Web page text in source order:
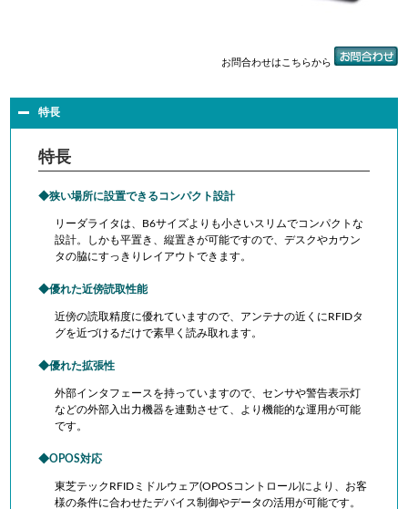
お問合わせはこちらから
特長
特長
狭い場所に設置できるコンパクト設計
リーダライタは、B6サイズよりも小さいスリムでコンパクトな
設計。しかも平置き、縦置きが可能ですので、デスクやカウン
タの脇にすっきりレイアウトできます。
優れた近傍読取性能
近傍の読取精度に優れていますので、アンテナの近くにRFIDタ
グを近づけるだけで素早く読み取れます。
優れた拡張性
外部インタフェースを持っていますので、センサや警告表示灯
などの外部入出力機器を連動させて、より機能的な運用が可能
です。
OPOS対応
東芝テックRFIDミドルウェア(OPOSコントロール)により、お客
様の条件に合わせたデバイス制御やデータの活用が可能です。